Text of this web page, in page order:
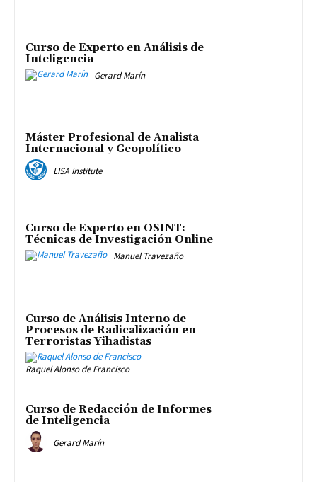
Curso de Experto en Análisis de
Inteligencia
Gerard Marín
Máster Profesional de Analista
Internacional y Geopolítico
LISA Institute
Curso de Experto en OSINT:
Técnicas de Investigación Online
Manuel Travezaño
Curso de Análisis Interno de
Procesos de Radicalización en
Terroristas Yihadistas
Raquel Alonso de Francisco
Curso de Redacción de Informes
de Inteligencia
Gerard Marín